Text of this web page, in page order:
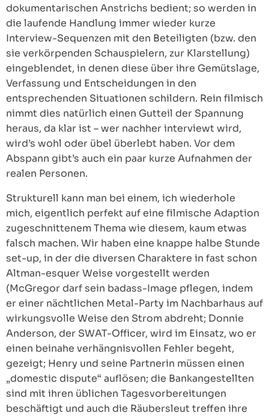
dokumentarischen Anstrichs bedient; so werden in
die laufende Handlung immer wieder kurze
Interview-Sequenzen mit den Beteiligten (bzw. den
sie verkörpenden Schauspielern, zur Klarstellung)
eingeblendet, in denen diese über ihre Gemütslage,
Verfassung und Entscheidungen in den
entsprechenden Situationen schildern. Rein filmisch
nimmt dies natürlich einen Gutteil der Spannung
heraus, da klar ist – wer nachher interviewt wird,
wird’s wohl oder übel überlebt haben. Vor dem
Abspann gibt’s auch ein paar kurze Aufnahmen der
realen Personen.
Strukturell kann man bei einem, ich wiederhole
mich, eigentlich perfekt auf eine filmische Adaption
zugeschnittenem Thema wie diesem, kaum etwas
falsch machen. Wir haben eine knappe halbe Stunde
set-up, in der die diversen Charaktere in fast schon
Altman-esquer Weise vorgestellt werden
(McGregor darf sein badass-Image pflegen, indem
er einer nächtlichen Metal-Party im Nachbarhaus auf
wirkungsvolle Weise den Strom abdreht; Donnie
Anderson, der SWAT-Officer, wird im Einsatz, wo er
einen beinahe verhängnisvollen Fehler begeht,
gezeigt; Henry und seine Partnerin müssen einen
„domestic dispute“ auflösen; die Bankangestellten
sind mit ihren üblichen Tagesvorbereitungen
beschäftigt und auch die Räubersleut treffen ihre